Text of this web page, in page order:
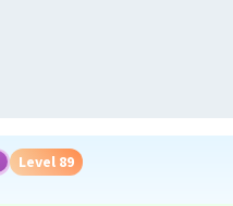
Level 89